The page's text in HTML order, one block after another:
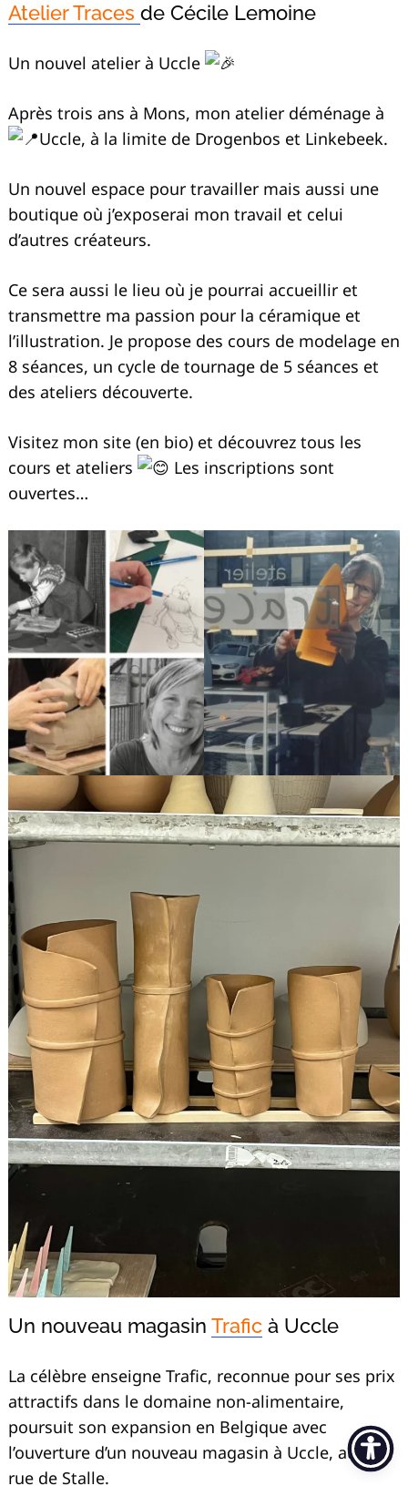
Atelier Traces de Cécile Lemoine
Un nouvel atelier à Uccle
Après trois ans à Mons, mon atelier déménage à
Uccle, à la limite de Drogenbos et Linkebeek.
Un nouvel espace pour travailler mais aussi une
boutique où j’exposerai mon travail et celui
d’autres créateurs.
Ce sera aussi le lieu où je pourrai accueillir et
transmettre ma passion pour la céramique et
l’illustration. Je propose des cours de modelage en
8 séances, un cycle de tournage de 5 séances et
des ateliers découverte.
Visitez mon site (en bio) et découvrez tous les
cours et ateliers
Les inscriptions sont
ouvertes…
Un nouveau magasin Trafic à Uccle
La célèbre enseigne Trafic, reconnue pour ses prix
attractifs dans le domaine non-alimentaire,
poursuit son expansion en Belgique avec
l’ouverture d’un nouveau magasin à Uccle, au 290,
rue de Stalle.